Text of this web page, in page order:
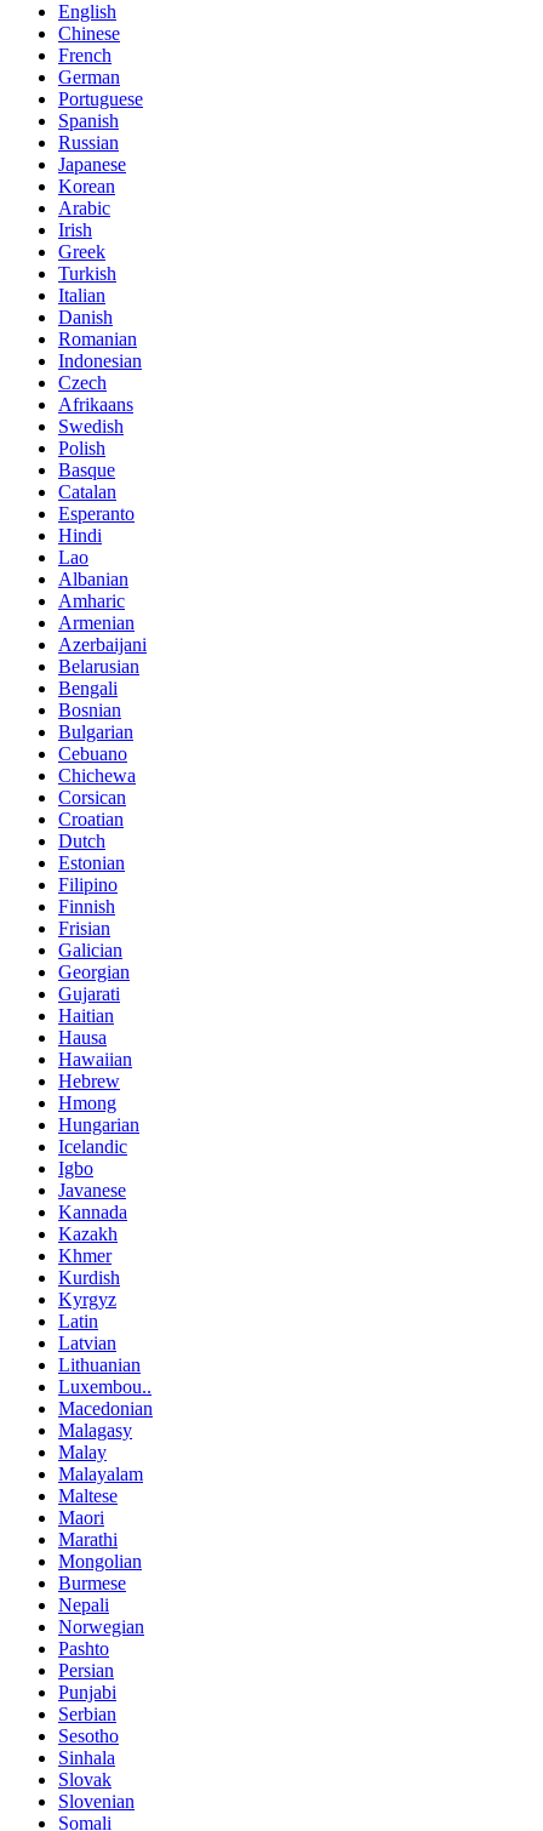
English
Chinese
French
German
Portuguese
Spanish
Russian
Japanese
Korean
Arabic
Irish
Greek
Turkish
Italian
Danish
Romanian
Indonesian
Czech
Afrikaans
Swedish
Polish
Basque
Catalan
Esperanto
Hindi
Lao
Albanian
Amharic
Armenian
Azerbaijani
Belarusian
Bengali
Bosnian
Bulgarian
Cebuano
Chichewa
Corsican
Croatian
Dutch
Estonian
Filipino
Finnish
Frisian
Galician
Georgian
Gujarati
Haitian
Hausa
Hawaiian
Hebrew
Hmong
Hungarian
Icelandic
Igbo
Javanese
Kannada
Kazakh
Khmer
Kurdish
Kyrgyz
Latin
Latvian
Lithuanian
Luxembou..
Macedonian
Malagasy
Malay
Malayalam
Maltese
Maori
Marathi
Mongolian
Burmese
Nepali
Norwegian
Pashto
Persian
Punjabi
Serbian
Sesotho
Sinhala
Slovak
Slovenian
Somali